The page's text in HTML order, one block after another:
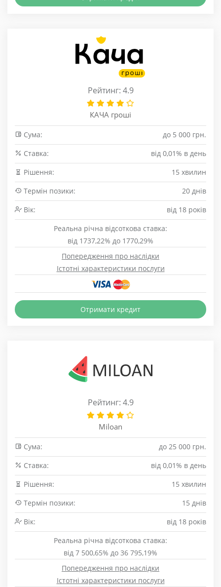
Рейтинг: 4.9
КАЧА гроші
Сума:
до 5 000 грн.
Cтавка:
від 0,01% в день
Рішення:
15 хвилин
Термін позики:
20 днів
Вік:
від 18 років
Реальна річна відсоткова ставка:
від 1737,22% до 1770,29%
Попередження про наслідки
Істотні характеристики послуги
Отримати кредит
Рейтинг: 4.9
Miloan
Сума:
до 25 000 грн.
Cтавка:
від 0,01% в день
Рішення:
15 хвилин
Термін позики:
15 днів
Вік:
від 18 років
Реальна річна відсоткова ставка:
від 7 500,65% до 36 795,19%
Попередження про наслідки
Істотні характеристики послуги